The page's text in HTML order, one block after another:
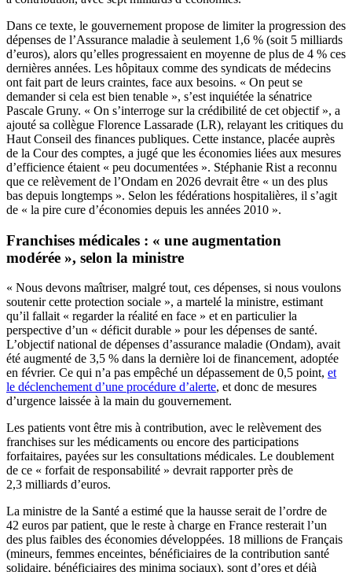
Dans ce texte, le gouvernement propose de limiter la progression des
dépenses de l’Assurance maladie à seulement 1,6 % (soit 5 milliards
d’euros), alors qu’elles progressaient en moyenne de plus de 4 % ces
dernières années. Les hôpitaux comme des syndicats de médecins
ont fait part de leurs craintes, face aux besoins. « On peut se
demander si cela est bien tenable », s’est inquiétée la sénatrice
Pascale Gruny. « On s’interroge sur la crédibilité de cet objectif », a
ajouté sa collègue Florence Lassarade (LR), relayant les critiques du
Haut Conseil des finances publiques. Cette instance, placée auprès
de la Cour des comptes, a jugé que les économies liées aux mesures
d’efficience étaient « peu documentées ». Stéphanie Rist a reconnu
que ce relèvement de l’Ondam en 2026 devrait être « un des plus
bas depuis longtemps ». Selon les fédérations hospitalières, il s’agit
de « la pire cure d’économies depuis les années 2010 ».
Franchises médicales : « une augmentation
modérée », selon la ministre
« Nous devons maîtriser, malgré tout, ces dépenses, si nous voulons
soutenir cette protection sociale », a martelé la ministre, estimant
qu’il fallait « regarder la réalité en face » et en particulier la
perspective d’un « déficit durable » pour les dépenses de santé.
L’objectif national de dépenses d’assurance maladie (Ondam), avait
été augmenté de 3,5 % dans la dernière loi de financement, adoptée
en février. Ce qui n’a pas empêché un dépassement de 0,5 point, et
le déclenchement d’une procédure d’alerte, et donc de mesures
d’urgence laissée à la main du gouvernement.
Les patients vont être mis à contribution, avec le relèvement des
franchises sur les médicaments ou encore des participations
forfaitaires, payées sur les consultations médicales. Le doublement
de ce « forfait de responsabilité » devrait rapporter près de
2,3 milliards d’euros.
La ministre de la Santé a estimé que la hausse serait de l’ordre de
42 euros par patient, que le reste à charge en France resterait l’un
des plus faibles des économies développées. 18 millions de Français
(mineurs, femmes enceintes, bénéficiaires de la contribution santé
solidaire, bénéficiaires des minima sociaux), sont d’ores et déjà